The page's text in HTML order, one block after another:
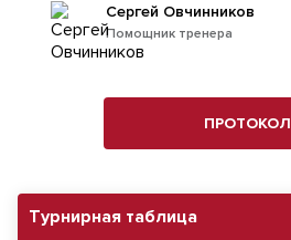
Турнирная таблица
Помощник тренера
Сергей Овчинников
ПРОТОКОЛ